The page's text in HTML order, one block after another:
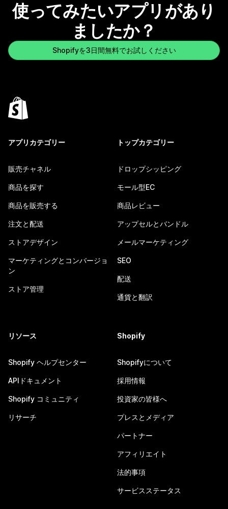
使ってみたいアプリがあり
ましたか？
Shopifyを3日間無料でお試しください
アプリカテゴリー
販売チャネル
商品を探す
商品を販売する
注文と配送
ストアデザイン
マーケティングとコンバージョ
ン
ストア管理
トップカテゴリー
ドロップシッピング
モール型EC
商品レビュー
アップセルとバンドル
メールマーケティング
SEO
配送
通貨と翻訳
リソース
Shopify ヘルプセンター
APIドキュメント
Shopify コミュニティ
リサーチ
Shopify
Shopifyについて
採用情報
投資家の皆様へ
プレスとメディア
パートナー
アフィリエイト
法的事項
サービスステータス